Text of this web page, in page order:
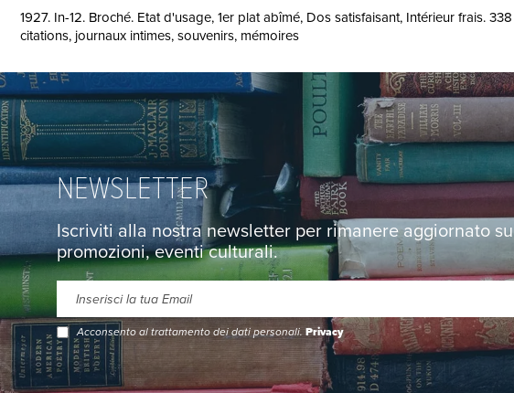
1927. In-12. Broché. Etat d'usage, 1er plat abîmé, Dos satisfaisant, Intérieur frais.
citations, journaux intimes, souvenirs, mémoires
NEWSLETTER
Iscriviti alla nostra newsletter per rimanere aggiornato
promozioni, eventi culturali.
Acconsento al trattamento dei dati personali.Privacy